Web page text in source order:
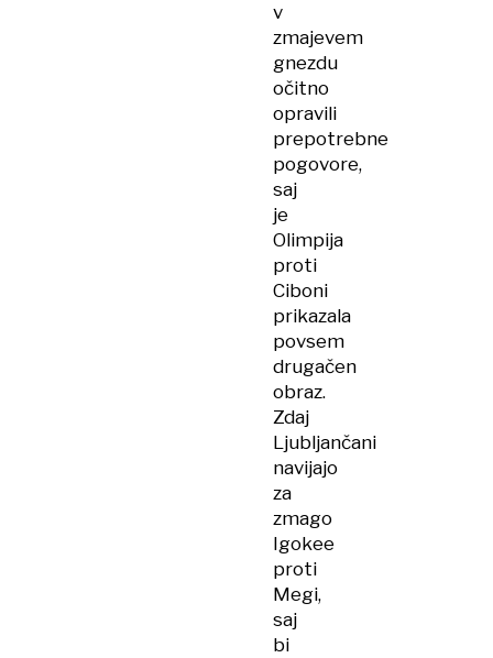
v
zmajevem
gnezdu
očitno
opravili
prepotrebne
pogovore,
saj
je
Olimpija
proti
Ciboni
prikazala
povsem
drugačen
obraz.
Zdaj
Ljubljančani
navijajo
za
zmago
Igokee
proti
Megi,
saj
bi